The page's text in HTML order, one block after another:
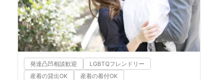
発達凸凹相談歓迎
LGBTQフレンドリー
産着の貸出OK
産着の着付OK